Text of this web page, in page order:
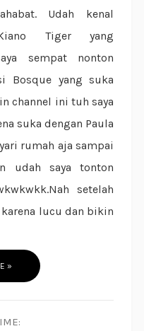
Tiger yang
sempat nonton
Bosque yang suka
channel ini tuh saya
suka dengan Paula
rumah aja sampai
udah saya tonton
setelah
lucu dan bikin
»